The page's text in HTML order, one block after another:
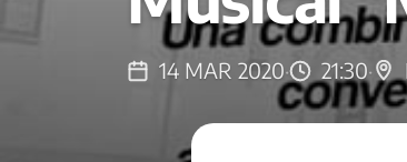
14 MAR 2020· 21:30·